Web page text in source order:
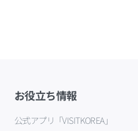
お役立ち情報
公式アプリ「VISITKOREA」